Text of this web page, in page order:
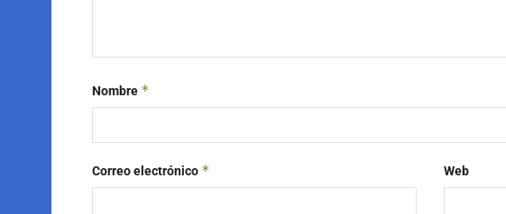
Nombre *
Correo electrónico * Web